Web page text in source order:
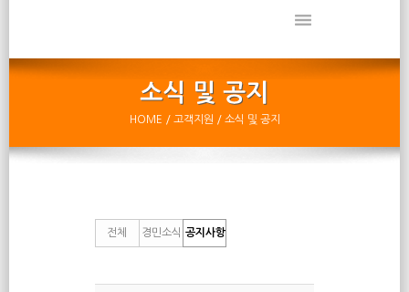
HOME / 고객지원 / 소식 및 공지
전체 경민소식 공지사항
Sketchbook5, 스케치북5